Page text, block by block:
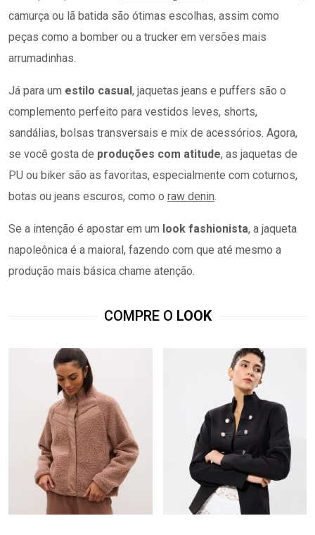
camurça ou lã batida são ótimas escolhas, assim como
peças como a bomber ou a trucker em versões mais
arrumadinhas.
Já para um estilo casual, jaquetas jeans e puffers são o
complemento perfeito para vestidos leves, shorts,
sandálias, bolsas transversais e mix de acessórios. Agora,
se você gosta de produções com atitude, as jaquetas de
PU ou biker são as favoritas, especialmente com coturnos,
botas ou jeans escuros, como o raw denin.
Se a intenção é apostar em um look fashionista, a jaqueta
napoleônica é a maioral, fazendo com que até mesmo a
produção mais básica chame atenção.
COMPRE O LOOK